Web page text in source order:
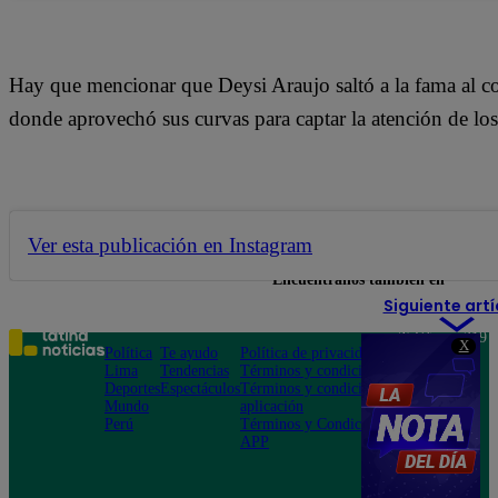
X
Hay que mencionar que Deysi Araujo saltó a la fama al
donde aprovechó sus curvas para captar la atención de
Ver esta publicación en Instagram
Siguiente
Encuéntranos también en
Política
Lima
Deportes
Mundo
Perú
Te ayudo
Tendencias
Espectáculos
Política de privacidad
Términos y condiciones
Términos y condiciones
aplicación
Términos y Condiciones
APP
Teléfono: 219
Av. San
Felipe 968
Jesús María